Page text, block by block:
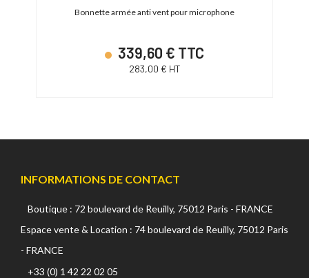
Bonnette armée anti vent pour microphone
339,60 € TTC
283,00 € HT
INFORMATIONS DE CONTACT
Boutique : 72 boulevard de Reuilly, 75012 Paris - FRANCE
Espace vente & Location : 74 boulevard de Reuilly, 75012 Paris
- FRANCE
+33 (0) 1 42 22 02 05